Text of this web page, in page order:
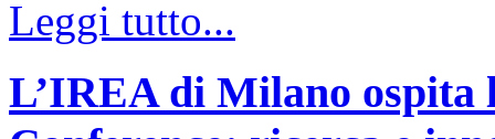
Leggi tutto...
L’IREA di Milano